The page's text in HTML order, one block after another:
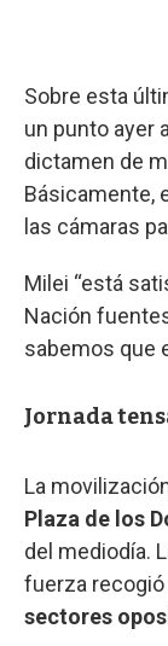
Sobre esta
un punto ayer
dictamen de
Básicamente,
las cámaras
Milei “está
Nación
sabemos que
Jornada
La
Plaza de los
del mediodía.
fuerza
sectores